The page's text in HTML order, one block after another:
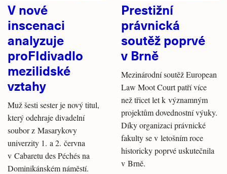
V nové
inscenaci
analyzuje
proFIdivadlo
mezilidské
vztahy
Muž šesti sester je nový titul,
který odehraje divadelní
soubor z Masarykovy
univerzity 1. a 2. června
v Cabaretu des Péchés na
Dominikánském náměstí.
Prestižní
právnická
soutěž poprvé
v Brně
Mezinárodní soutěž European
Law Moot Court patří více
než třicet let k významným
projektům dovednostní výuky.
Díky organizaci právnické
fakulty se v letošním roce
historicky poprvé uskutečnila
v Brně.